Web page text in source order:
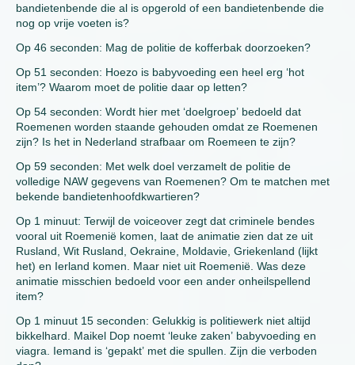
bandietenbende die al is opgerold of een bandietenbende die
nog op vrije voeten is?
Op 46 seconden: Mag de politie de kofferbak doorzoeken?
Op 51 seconden: Hoezo is babyvoeding een heel erg ‘hot
item’? Waarom moet de politie daar op letten?
Op 54 seconden: Wordt hier met ‘doelgroep’ bedoeld dat
Roemenen worden staande gehouden omdat ze Roemenen
zijn? Is het in Nederland strafbaar om Roemeen te zijn?
Op 59 seconden: Met welk doel verzamelt de politie de
volledige NAW gegevens van Roemenen? Om te matchen met
bekende bandietenhoofdkwartieren?
Op 1 minuut: Terwijl de voiceover zegt dat criminele bendes
vooral uit Roemenië komen, laat de animatie zien dat ze uit
Rusland, Wit Rusland, Oekraine, Moldavie, Griekenland (lijkt
het) en Ierland komen. Maar niet uit Roemenië. Was deze
animatie misschien bedoeld voor een ander onheilspellend
item?
Op 1 minuut 15 seconden: Gelukkig is politiewerk niet altijd
bikkelhard. Maikel Dop noemt ‘leuke zaken’ babyvoeding en
viagra. Iemand is ‘gepakt’ met die spullen. Zijn die verboden